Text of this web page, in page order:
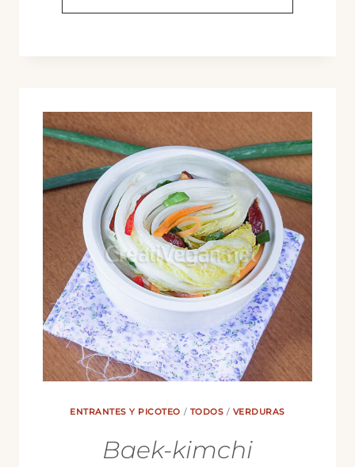
BOKKEUMBAP
KIMCHI)
ENTRANTES Y PICOTEO / TODOS / VERDURAS
Baek-kimchi